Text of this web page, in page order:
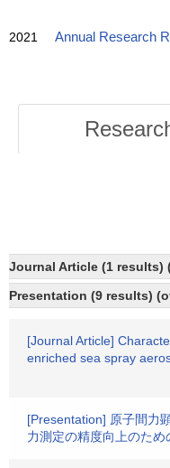
2021 Annual Research
Journal Article (1 results)
Presentation (9 results)
[Journal Article]
enriched sea spray
[Presentation] 原子間力
力測定の精度向上のため